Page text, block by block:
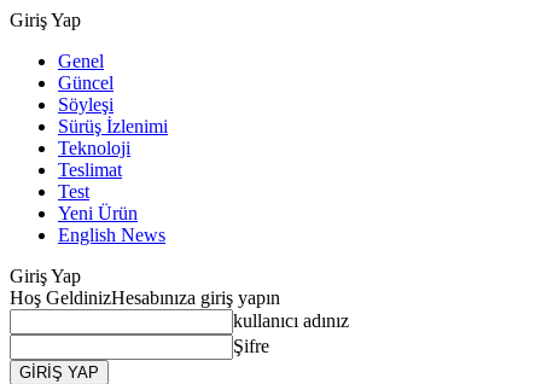
Giriş Yap
Genel
Güncel
Söyleşi
Sürüş İzlenimi
Teknoloji
Teslimat
Test
Yeni Ürün
English News
Giriş Yap
Hoş GeldinizHesabınıza giriş yapın
kullanıcı adınız
Şifre